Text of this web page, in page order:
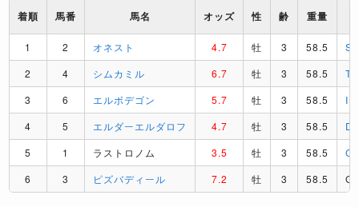
着順 馬番 馬名 オッズ 性 齢 重量
1 2 オネスト 4.7 牡 3 58.5
S
2
4 シムカミル 6.7 牡 3 58.5
T
3
6 エルボデゴン 5.7 牡 3 58.5
I
4
5 エルダーエルダロフ 4.7 牡 3 58.5
D
5
1 ラストロノム 3.5 牡 3 58.5
C
6
3 ピズバディール 7.2 牡 3 58.5 G